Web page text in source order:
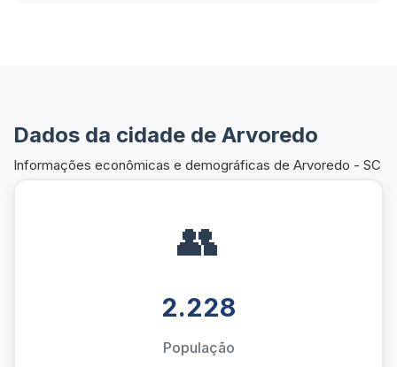
Dados da cidade de Arvoredo
Informações econômicas e demográficas de Arvoredo - SC
👥
2.228
População